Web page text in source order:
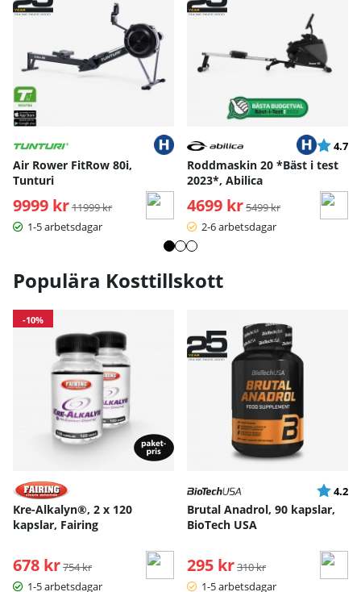
Air Rower FitRow 80i,
Tunturi
9999 kr Ordinarie pris:
11999 kr
1-5 arbetsdagar
Betyg:
4.7
Roddmaskin 20 *Bäst i test
2023*, Abilica
4699 kr Ordinarie pris:
5499 kr
2-6 arbetsdagar
Populära Kosttillskott
-10%
Kre-Alkalyn®, 2 x 120
kapslar, Fairing
678 krOrdinarie pris:
754 kr
1-5 arbetsdagar
Betyg:
4.2
Brutal Anadrol, 90 kapslar,
BioTech USA
295 kr Ordinarie pris:
310 kr
1-5 arbetsdagar